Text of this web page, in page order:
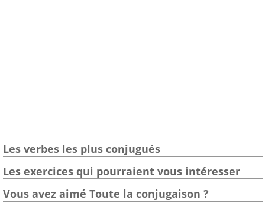
Les verbes les plus conjugués
Les exercices qui pourraient vous intéresser
Vous avez aimé Toute la conjugaison ?